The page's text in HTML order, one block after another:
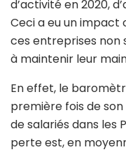
d’activité en 2020,
Ceci a eu un impact
ces entreprises non
à maintenir leur
En effet, le
première fois de
de salariés dans les
perte est, en